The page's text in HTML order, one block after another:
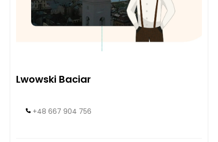
Lwowski Baciar
+48 667 904 756